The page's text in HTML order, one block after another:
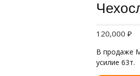
120,000 ₽
В продаже
усилие 63т.